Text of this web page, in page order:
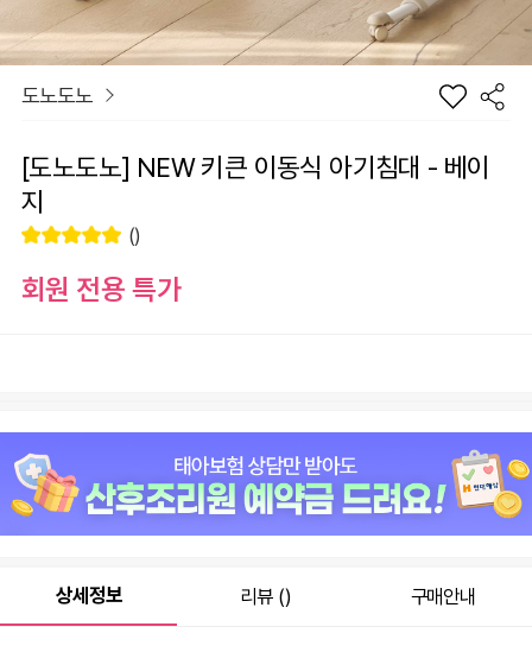
도노도노
[도노도노] NEW 키큰 이동식 아기침대 - 베이
지
()
회원 전용 특가
280,000원
총 상품 금액 280,000원
바
니
선
하
기
상세정보 리뷰 () 구매안내